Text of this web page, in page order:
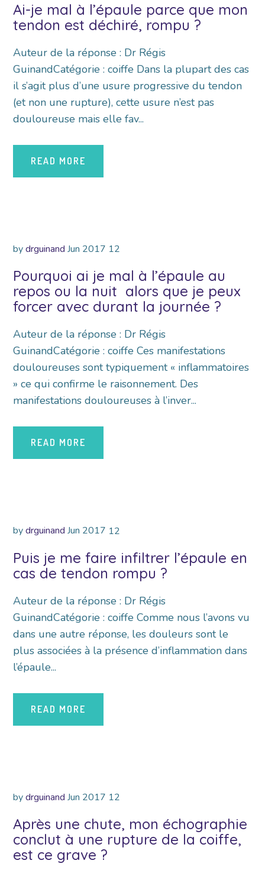
Ai-je mal à l’épaule parce que mon
tendon est déchiré, rompu ?
Auteur de la réponse : Dr Régis
GuinandCatégorie : coiffe Dans la plupart des cas
il s’agit plus d’une usure progressive du tendon
(et non une rupture), cette usure n’est pas
douloureuse mais elle fav...
READ MORE
by drguinand Jun 2017 12
Pourquoi ai je mal à l’épaule au
repos ou la nuit alors que je peux
forcer avec durant la journée ?
Auteur de la réponse : Dr Régis
GuinandCatégorie : coiffe Ces manifestations
douloureuses sont typiquement « inflammatoires
» ce qui confirme le raisonnement. Des
manifestations douloureuses à l’inver...
READ MORE
by drguinand Jun 2017 12
Puis je me faire infiltrer l’épaule en
cas de tendon rompu ?
Auteur de la réponse : Dr Régis
GuinandCatégorie : coiffe Comme nous l’avons vu
dans une autre réponse, les douleurs sont le
plus associées à la présence d’inflammation dans
l’épaule...
READ MORE
by drguinand Jun 2017 12
Après une chute, mon échographie
conclut à une rupture de la coiffe,
est ce grave ?